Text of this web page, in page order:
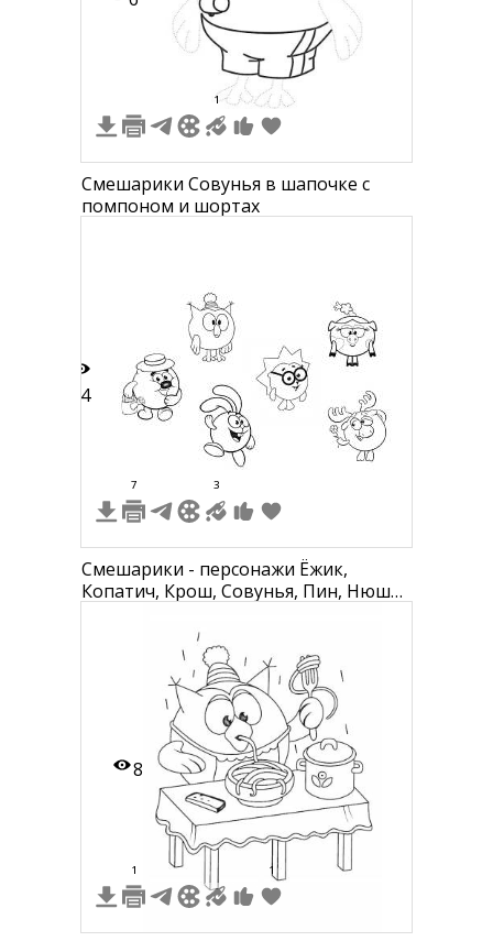
1
Смешарики Совунья в шапочке с
помпоном и шортах
14
7 3
Смешарики - персонажи Ёжик,
Копатич, Крош, Совунья, Пин, Нюша
8
1 1